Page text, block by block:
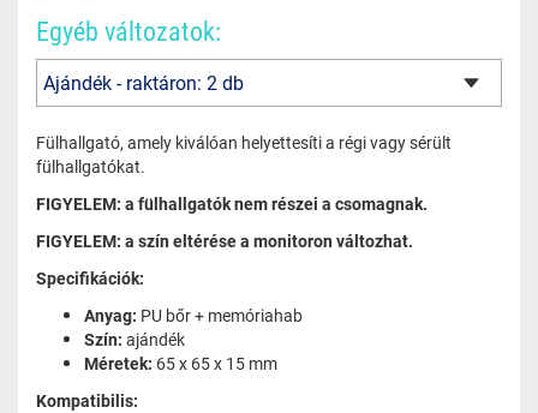
Egyéb változatok:
Fülhallgató, amely kiválóan helyettesíti a régi vagy sérült
fülhallgatókat.
FIGYELEM: a fülhallgatók nem részei a csomagnak.
FIGYELEM: a szín eltérése a monitoron változhat.
Specifikációk:
Anyag: PU bőr + memóriahab
Szín: ajándék
Méretek: 65 x 65 x 15 mm
Kompatibilis: